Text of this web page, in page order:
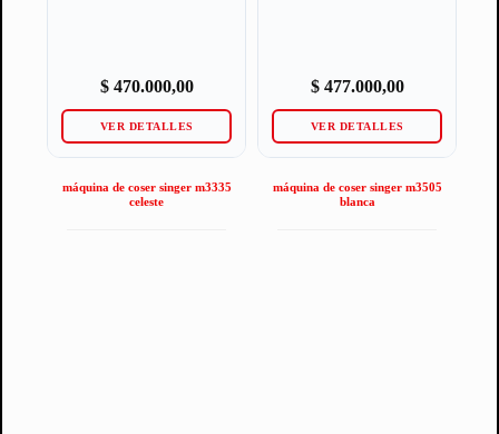
$470.000,00
VER DETALLES
máquina de coser singer m3335
celeste
$477.000,00
VER DETALLES
máquina de coser singer m3505
blanca